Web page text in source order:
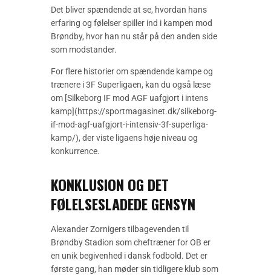
Det bliver spændende at se, hvordan hans
erfaring og følelser spiller ind i kampen mod
Brøndby, hvor han nu står på den anden side
som modstander.
For flere historier om spændende kampe og
trænere i 3F Superligaen, kan du også læse
om [Silkeborg IF mod AGF uafgjort i intens
kamp](https://sportmagasinet.dk/silkeborg-
if-mod-agf-uafgjort-i-intensiv-3f-superliga-
kamp/), der viste ligaens høje niveau og
konkurrence.
KONKLUSION OG DET
FØLELSESLADEDE GENSYN
Alexander Zornigers tilbagevenden til
Brøndby Stadion som cheftræner for OB er
en unik begivenhed i dansk fodbold. Det er
første gang, han møder sin tidligere klub som